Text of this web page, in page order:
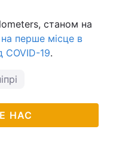
станом на
перше місце в
COVID-19.
НАС